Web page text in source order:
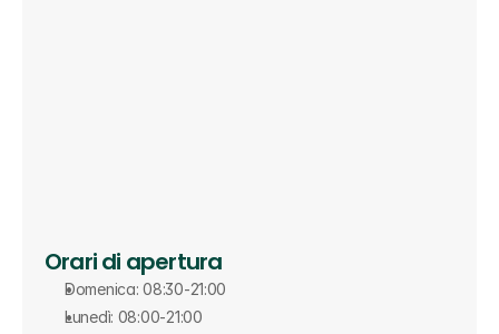
Orari di apertura
Domenica: 08:30-21:00
Lunedì: 08:00-21:00